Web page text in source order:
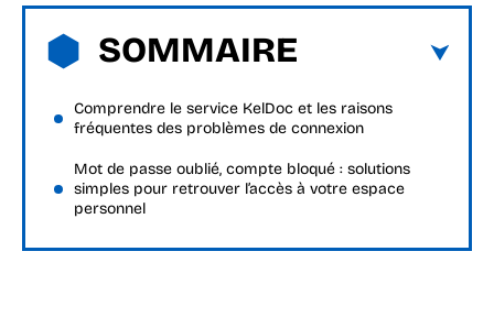
SOMMAIRE
Comprendre le service KelDoc et les raisons
fréquentes des problèmes de connexion
Mot de passe oublié, compte bloqué : solutions
simples pour retrouver l’accès à votre espace
personnel